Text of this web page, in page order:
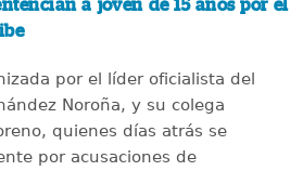
a joven de 15 años por el
por el líder oficialista del
Noroña, y su colega
quienes días atrás se
por acusaciones de